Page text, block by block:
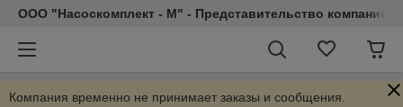
ООО "Насоскомплект - М" - Представительство компании
Компания временно не принимает заказы и сообщения.